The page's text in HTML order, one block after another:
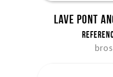
Lave pont